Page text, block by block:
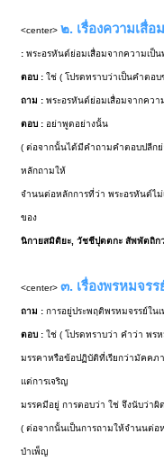
<center>๒. เรื่องความเสื่อม
:พระอรหันต์ย่อมเสื่อมจากความเป็
ตอบ :ใช่ ( โปรดทราบว่าเป็นคำตอบ
ถาม :พระอรหันต์ย่อมเสื่อมจากคว
ตอบ : อย่าพูดอย่างนั้น
( ต่อจากนั้นได้มีคำถามคำตอบปลีก
หลักถามให้
จำนนต่อหลักการที่ว่า พระอรหันต์ไ
ของ
นิกายสมิติยะ, วัชชีปุตตกะ สัพพัตถิก
<center>๓. เรื่องพรหมจรร
ถาม :การอยู่ประพฤติพรหมจรรย์ใน
ตอบ :ใช่ ( โปรดทราบว่า คำว่า พร
มรรคาหรือข้อปฏิบัติที่เรียกว่ามัคคภ
แต่การเจริญ
มรรคมีอยู่ การตอบว่า ใช่ จึงนับว่าผิ
( ต่อจากนั้นเป็นการถามให้จำนนต่อ
บำเพ็ญ